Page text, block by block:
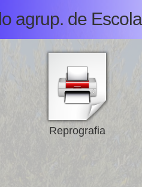
agrup. de
Reprografia